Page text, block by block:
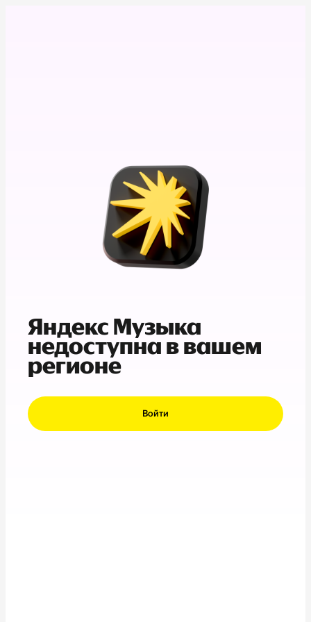
Яндекс Музыка
недоступна в вашем
регионе
Войти